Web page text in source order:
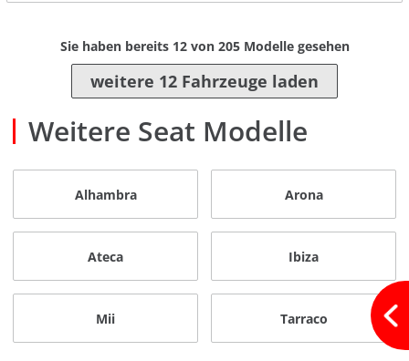
Sie haben bereits 12von 205Modelle gesehen
weitere 12 Fahrzeuge laden
Weitere Seat Modelle
Alhambra Arona
Ateca Ibiza
Mii Tarraco